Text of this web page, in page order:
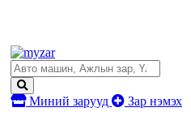
Миний зарууд Зар нэмэх